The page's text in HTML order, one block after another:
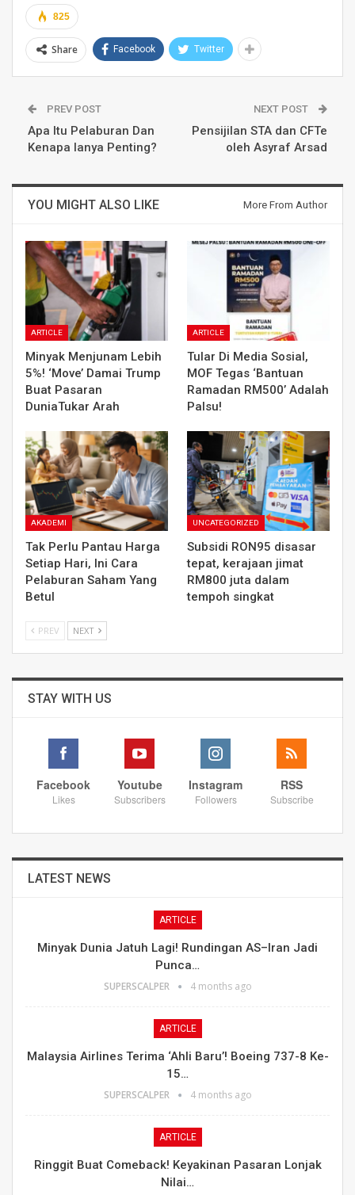
825
Share Facebook Twitter
PREV POST
Apa Itu Pelaburan Dan
Kenapa Ianya Penting?
NEXT POST
Pensijilan STA dan CFTe
oleh Asyraf Arsad
YOU MIGHT ALSO LIKE More From Author
ARTICLE
Minyak Menjunam Lebih
5%! ‘Move’ Damai Trump
Buat Pasaran
DuniaTukar Arah
ARTICLE
Tular Di Media Sosial,
MOF Tegas ‘Bantuan
Ramadan RM500’ Adalah
Palsu!
AKADEMI
Tak Perlu Pantau Harga
Setiap Hari, Ini Cara
Pelaburan Saham Yang
Betul
UNCATEGORIZED
Subsidi RON95 disasar
tepat, kerajaan jimat
RM800 juta dalam
tempoh singkat
PREV NEXT
STAY WITH US
Facebook
Likes
Youtube
Subscribers
Instagram
Followers
RSS
Subscribe
LATEST NEWS
ARTICLE
Minyak Dunia Jatuh Lagi! Rundingan AS–Iran Jadi
Punca…
SUPERSCALPER 4 months ago
ARTICLE
Malaysia Airlines Terima ‘Ahli Baru’! Boeing 737-8 Ke-
15…
SUPERSCALPER 4 months ago
ARTICLE
Ringgit Buat Comeback! Keyakinan Pasaran Lonjak
Nilai…